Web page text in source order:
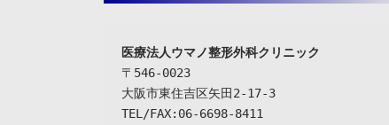
〒546-0023
大阪市東住吉区矢田2-17-3
TEL/FAX:06-6698-8411